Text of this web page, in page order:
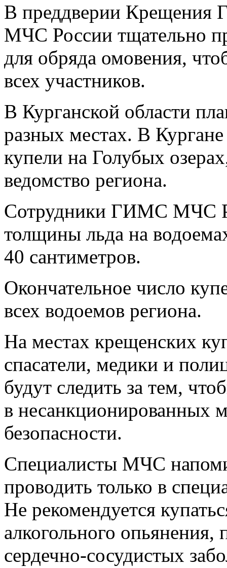
В преддверии Крещения
МЧС России тщательно
для обряда омовения,
всех участников.
В Курганской области
разных местах. В Кургане
купели на Голубых
ведомство региона.
Сотрудники ГИМС МЧС
толщины льда на
40 сантиметров.
Окончательное число
всех водоемов региона.
На местах крещенских
спасатели, медики и
будут следить за тем,
в несанкционированных
безопасности.
Специалисты МЧС
проводить только в
Не рекомендуется
алкогольного опьянения,
сердечно-сосудистых